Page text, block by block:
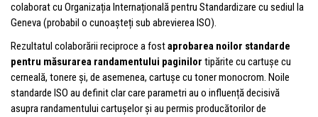
colaborat cu Organizația Internațională pentru Standardizare cu sediul la
Geneva (probabil o cunoașteți sub abrevierea ISO).
Rezultatul colaborării reciproce a fostaprobarea noilor standarde
pentru măsurarea randamentului paginilor tipărite cu cartușe cu
cerneală, tonere și, de asemenea, cartușe cu toner monocrom. Noile
standarde ISO au definit clar care parametri au o influență decisivă
asupra randamentului cartușelor și au permis producătorilor de